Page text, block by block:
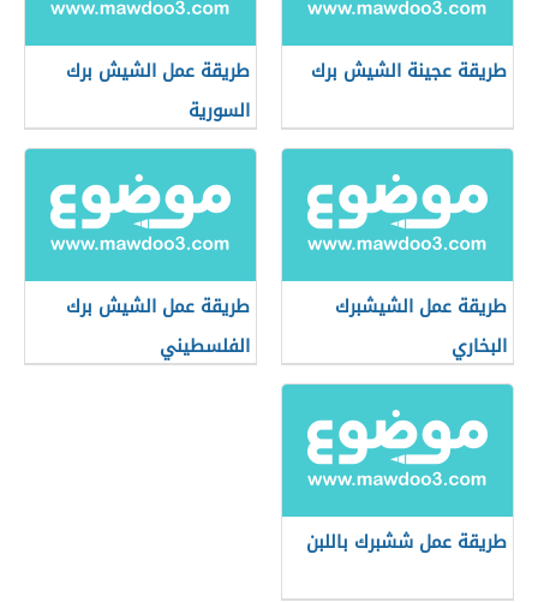
طريقة عجينة الشيش برك
طريقة عمل الشيش برك
السورية
طريقة عمل الشيشبرك
البخاري
طريقة عمل الشيش برك
الفلسطيني
طريقة عمل ششبرك باللبن